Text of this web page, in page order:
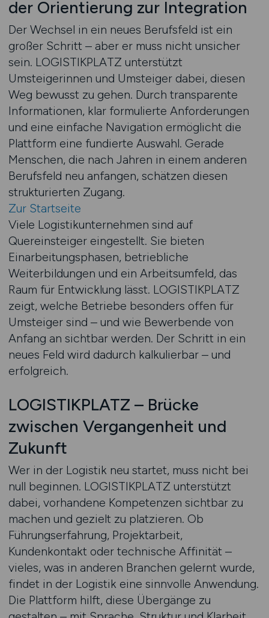
der Orientierung zur Integration
Der Wechsel in ein neues Berufsfeld ist ein
großer Schritt – aber er muss nicht unsicher
sein. LOGISTIKPLATZ unterstützt
Umsteigerinnen und Umsteiger dabei, diesen
Weg bewusst zu gehen. Durch transparente
Informationen, klar formulierte Anforderungen
und eine einfache Navigation ermöglicht die
Plattform eine fundierte Auswahl. Gerade
Menschen, die nach Jahren in einem anderen
Berufsfeld neu anfangen, schätzen diesen
strukturierten Zugang.
Zur Startseite
Viele Logistikunternehmen sind auf
Quereinsteiger eingestellt. Sie bieten
Einarbeitungsphasen, betriebliche
Weiterbildungen und ein Arbeitsumfeld, das
Raum für Entwicklung lässt. LOGISTIKPLATZ
zeigt, welche Betriebe besonders offen für
Umsteiger sind – und wie Bewerbende von
Anfang an sichtbar werden. Der Schritt in ein
neues Feld wird dadurch kalkulierbar – und
erfolgreich.
LOGISTIKPLATZ – Brücke
zwischen Vergangenheit und
Zukunft
Wer in der Logistik neu startet, muss nicht bei
null beginnen. LOGISTIKPLATZ unterstützt
dabei, vorhandene Kompetenzen sichtbar zu
machen und gezielt zu platzieren. Ob
Führungserfahrung, Projektarbeit,
Kundenkontakt oder technische Affinität –
vieles, was in anderen Branchen gelernt wurde,
findet in der Logistik eine sinnvolle Anwendung.
Die Plattform hilft, diese Übergänge zu